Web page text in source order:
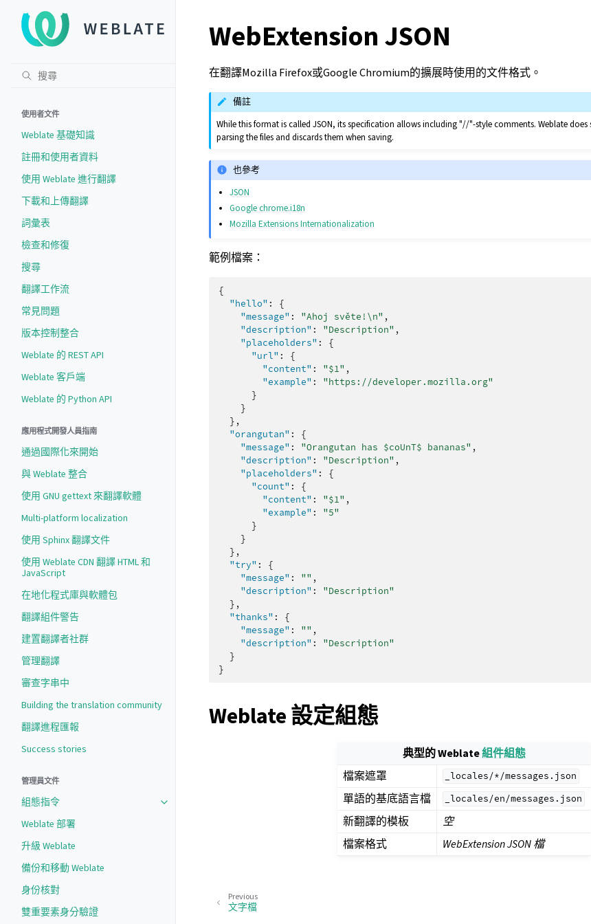
使用者文件
Weblate 基礎知識
註冊和使用者資料
使用 Weblate 進行翻譯
下載和上傳翻譯
詞彙表
檢查和修復
搜尋
翻譯工作流
常見問題
版本控制整合
Weblate 的 REST API
Weblate 客戶端
Weblate 的 Python API
應用程式開發人員指南
通過國際化來開始
與 Weblate 整合
使用 GNU gettext 來翻譯軟體
Multi-platform localization
使用 Sphinx 翻譯文件
使用 Weblate CDN 翻譯 HTML 和
JavaScript
在地化程式庫與軟體包
翻譯組件警告
建置翻譯者社群
管理翻譯
審查字串中
Building the translation community
翻譯進程匯報
Success stories
管理員文件
組態指令
Weblate 部署
升級 Weblate
備份和移動 Weblate
身份核對
雙重要素身分驗證
WebExtension JSON
在翻譯Mozilla Firefox或Google Chromium的擴展時使用的文件格式。
備註
While this format is called JSON, its specification allows including "//"-style comments. Weblate
parsing the files and discards them when saving.
也參考
JSON
Google chrome.i18n
Mozilla Extensions Internationalization
範例檔案：
{
"hello" :
{
"message" : "Ahoj světe!\n" ,
"description" : "Description" ,
"placeholders" :
{
"url" :
{
"content" : "$1" ,
"example" :
"https://developer.mozilla.org"
}
}
},
"orangutan" :
{
"message" : "Orangutan has $coUnT$ bananas" ,
"description" : "Description" ,
"placeholders" :
{
"count" :
{
"content" : "$1" ,
"example" :
"5"
}
}
},
"try" :
{
"message" : "" ,
"description" :
"Description"
},
"thanks" :
{
"message" : "" ,
"description" :
"Description"
}
}
Weblate 設定組態
典型的 Weblate組件組態
檔案遮罩
_locales/*/messages.json
單語的基底語言檔 _locales/en/messages.json
新翻譯的模板
空
檔案格式
WebExtension JSON 檔
Previous
文字檔